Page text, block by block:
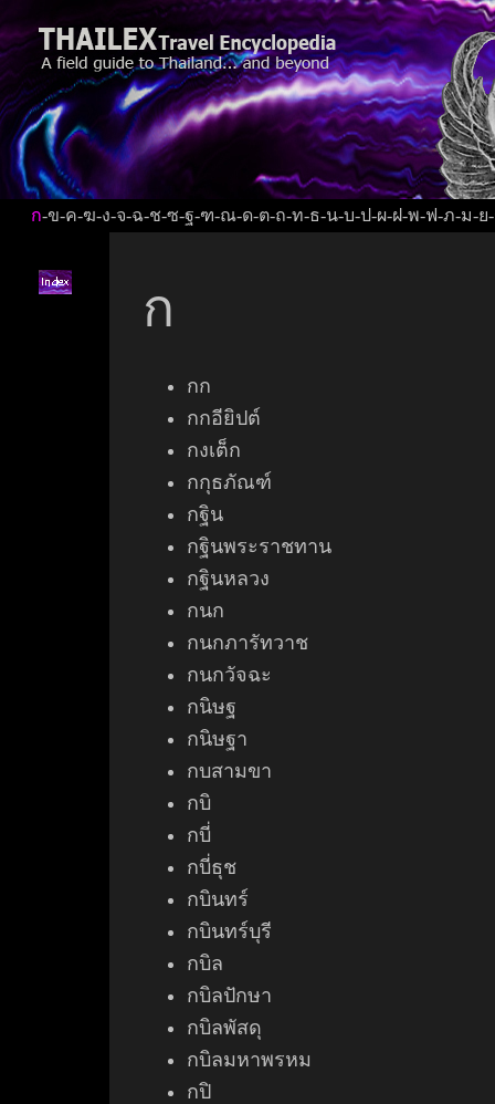
ก-ข-ค-ฆ-ง-จ-ฉ-ช-ซ-ฐ-ฑ-ณ-ด-ต-ถ-ท-ธ-น-บ-ป-ผ-ฝ-พ-ฟ-ภ-ม-ย-
ก
กก
กกอียิปต์
กงเต็ก
กกุธภัณฑ์
กฐิน
กฐินพระราชทาน
กฐินหลวง
กนก
กนกภารัทวาช
กนกวัจฉะ
กนิษฐ
กนิษฐา
กบสามขา
กบิ
กบี่
กบี่ธุช
กบินทร์
กบินทร์บุรี
กบิล
กบิลปักษา
กบิลพัสดุ
กบิลมหาพรหม
กปิ